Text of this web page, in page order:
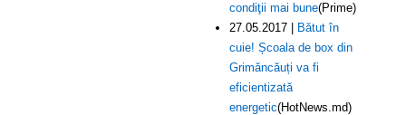
condiţii mai bune(Prime)
27.05.2017 |
Bătut în
cuie! Școala de box din
Grimăncăuți va fi
eficientizată
energetic(HotNews.md)